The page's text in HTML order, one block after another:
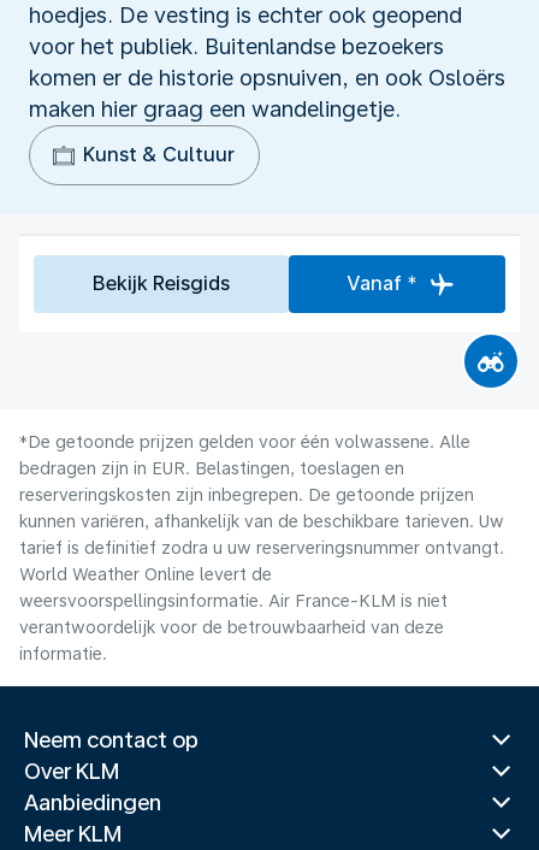
hoedjes. De vesting is echter ook geopend
voor het publiek. Buitenlandse bezoekers
komen er de historie opsnuiven, en ook Osloërs
maken hier graag een wandelingetje.
Kunst & Cultuur
Bekijk Reisgids Vanaf *
*De getoonde prijzen gelden voor één volwassene. Alle
bedragen zijn in EUR. Belastingen, toeslagen en
reserveringskosten zijn inbegrepen. De getoonde prijzen
kunnen variëren, afhankelijk van de beschikbare tarieven. Uw
tarief is definitief zodra u uw reserveringsnummer ontvangt.
World Weather Online levert de
weersvoorspellingsinformatie. Air France-KLM is niet
verantwoordelijk voor de betrouwbaarheid van deze
informatie.
Neem contact op
Over KLM
Aanbiedingen
Meer KLM